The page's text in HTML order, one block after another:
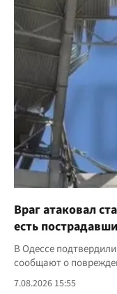
Враг атаковал
есть
В Одессе
сообщают о
7.08.2026 15:55